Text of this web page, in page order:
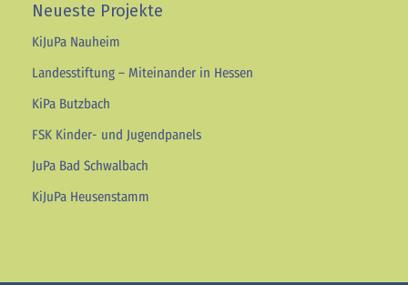
Neueste Projekte
KiJuPa Nauheim
Landesstiftung – Miteinander in Hessen
KiPa Butzbach
FSK Kinder- und Jugendpanels
JuPa Bad Schwalbach
KiJuPa Heusenstamm